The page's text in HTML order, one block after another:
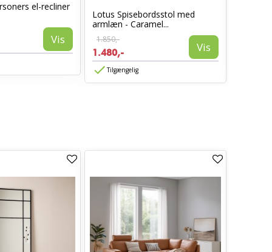
el-recliner
Vis
Lotus Spisebordsstol med
armlæn - Caramel...
1.850,-
1.480,- Vis
Tilgængelig